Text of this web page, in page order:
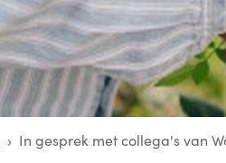
In gesprek met collega's van